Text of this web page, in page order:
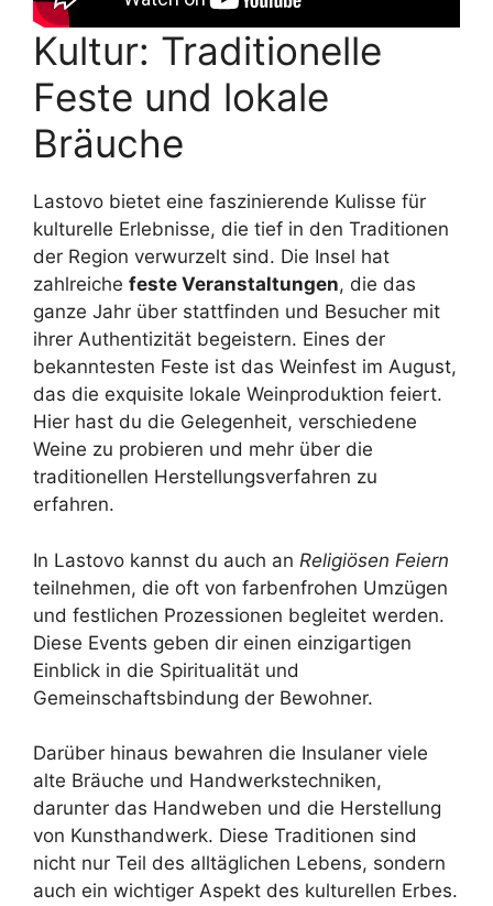
Kultur: Traditionelle
Feste und lokale
Bräuche
Lastovo bietet eine faszinierende Kulisse für
kulturelle Erlebnisse, die tief in den Traditionen
der Region verwurzelt sind. Die Insel hat
zahlreiche feste Veranstaltungen, die das
ganze Jahr über stattfinden und Besucher mit
ihrer Authentizität begeistern. Eines der
bekanntesten Feste ist das Weinfest im August,
das die exquisite lokale Weinproduktion feiert.
Hier hast du die Gelegenheit, verschiedene
Weine zu probieren und mehr über die
traditionellen Herstellungsverfahren zu
erfahren.
In Lastovo kannst du auch an Religiösen Feiern
teilnehmen, die oft von farbenfrohen Umzügen
und festlichen Prozessionen begleitet werden.
Diese Events geben dir einen einzigartigen
Einblick in die Spiritualität und
Gemeinschaftsbindung der Bewohner.
Darüber hinaus bewahren die Insulaner viele
alte Bräuche und Handwerkstechniken,
darunter das Handweben und die Herstellung
von Kunsthandwerk. Diese Traditionen sind
nicht nur Teil des alltäglichen Lebens, sondern
auch ein wichtiger Aspekt des kulturellen Erbes.